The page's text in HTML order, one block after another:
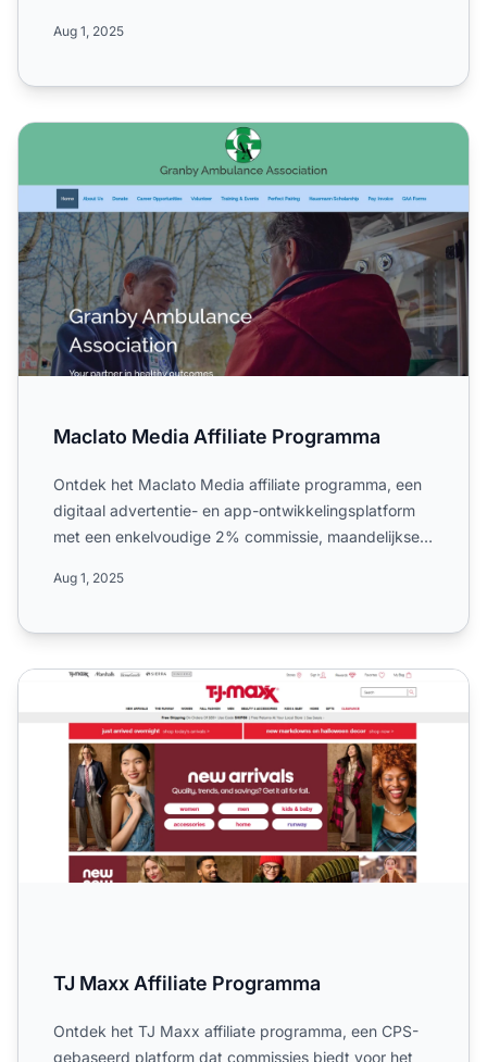
Aug 1, 2025
Maclato Media Affiliate Programma
Maclato Media Affiliate Programma
Ontdek het Maclato Media affiliate programma, een
digitaal advertentie- en app-ontwikkelingsplatform
met een enkelvoudige 2% commissie, maandelijkse
Aug 1, 2025
TJ Maxx Affiliate Programma
TJ Maxx Affiliate Programma
Ontdek het TJ Maxx affiliate programma, een CPS-
gebaseerd platform dat commissies biedt voor het